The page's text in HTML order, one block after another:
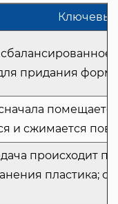
придания
и сжимается
происходит
пластика;